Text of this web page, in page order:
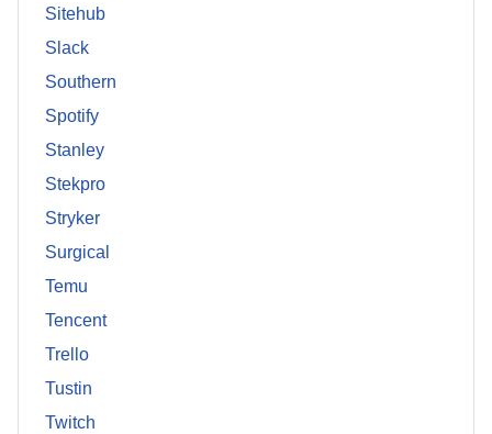
Sitehub
Slack
Southern
Spotify
Stanley
Stekpro
Stryker
Surgical
Temu
Tencent
Trello
Tustin
Twitch